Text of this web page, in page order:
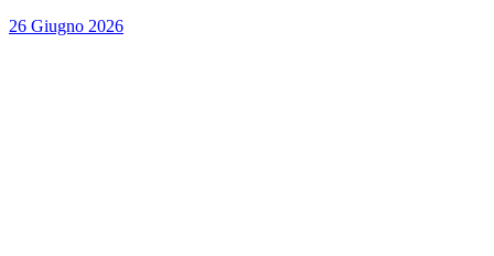
26 Giugno 2026